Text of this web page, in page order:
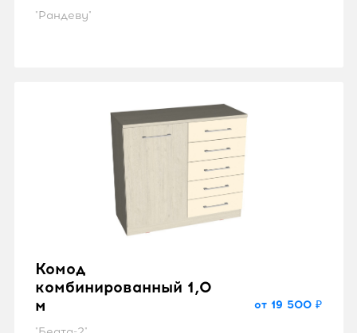
"Рандеву"
Комод
комбинированный 1,0
м
от 19 500 ₽